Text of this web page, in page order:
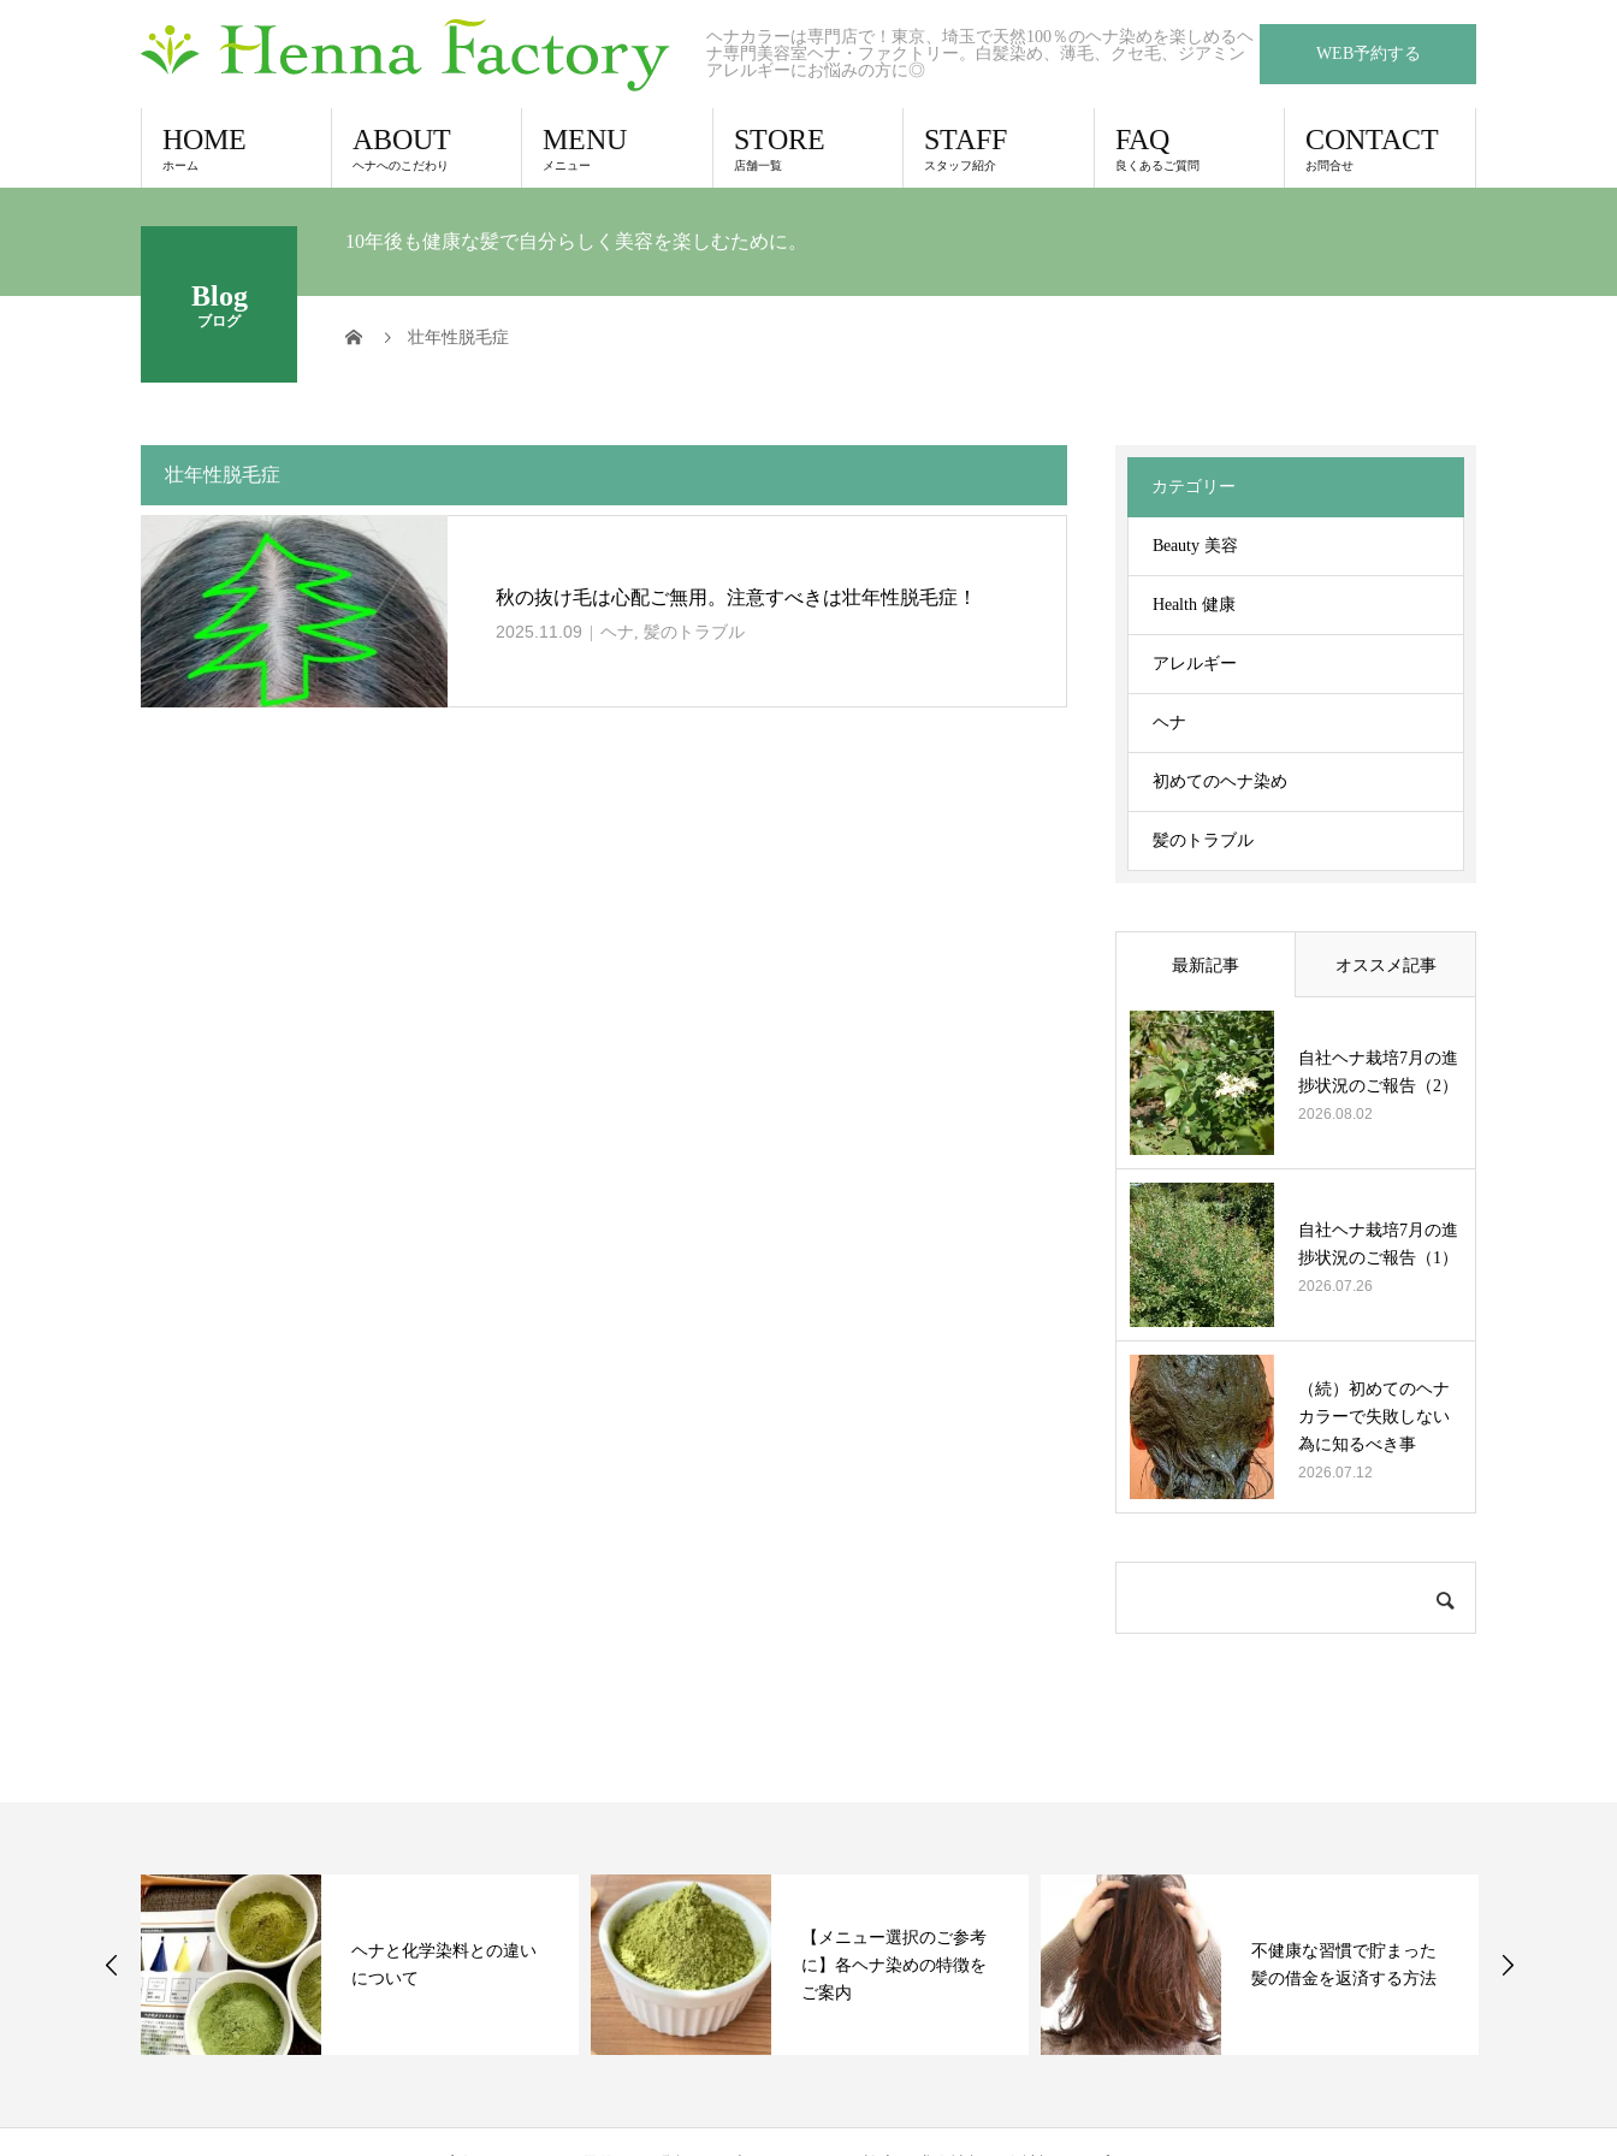
ヘナカラーは専門店で！東京、埼玉で天然100％のヘナ染めを楽しめるヘ
ナ専門美容室ヘナ・ファクトリー。白髪染め、薄毛、クセ毛、ジアミン
アレルギーにお悩みの方に◎
WEB予約する
HOME
ホーム
ABOUT
ヘナへのこだわり
MENU
メニュー
STORE
店舗一覧
STAFF
スタッフ紹介
FAQ
良くあるご質問
CONTACT
お問合せ
Blog
ブログ
10年後も健康な髪で自分らしく美容を楽しむために。
壮年性脱毛症
壮年性脱毛症
秋の抜け毛は心配ご無用。注意すべきは壮年性脱毛症！
2025.11.09 ヘナ 髪のトラブル
カテゴリー
Beauty 美容
Health 健康
アレルギー
ヘナ
初めてのヘナ染め
髪のトラブル
最新記事 オススメ記事
自社ヘナ栽培7月の進
捗状況のご報告（2）
2026.08.02
自社ヘナ栽培7月の進
捗状況のご報告（1）
2026.07.26
（続）初めてのヘナ
カラーで失敗しない
為に知るべき事
2026.07.12
ヘナと化学染料との違い
について
【メニュー選択のご参考
に】各ヘナ染めの特徴を
ご案内
不健康な習慣で貯まった
髪の借金を返済する方法